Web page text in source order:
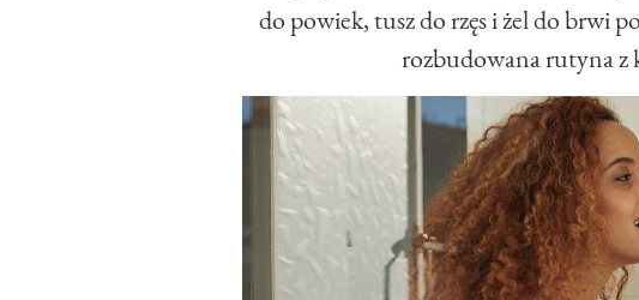
do powiek, tusz do rzęs i żel do brwi
rozbudowana rutyna